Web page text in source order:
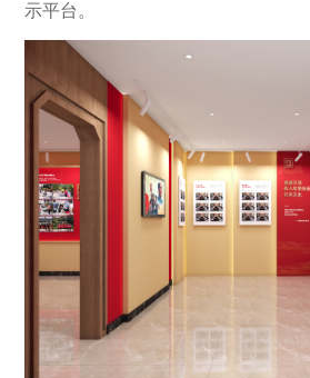
示平台。